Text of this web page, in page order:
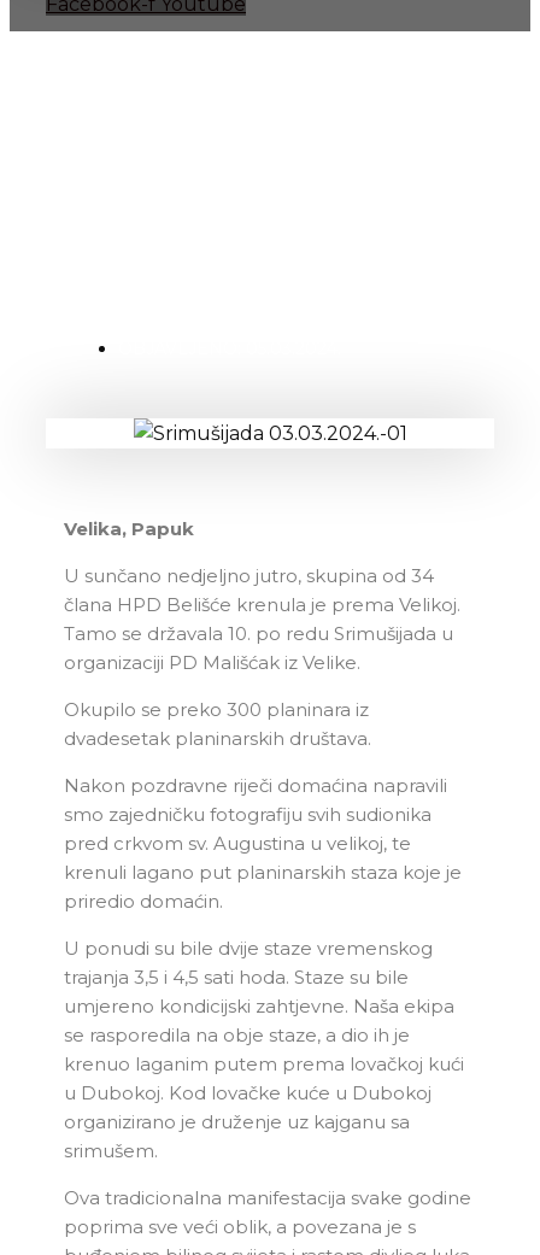
Velika, Papuk
U sunčano nedjeljno jutro, skupina od 34
člana HPD Belišće krenula je prema Velikoj.
Tamo se državala 10. po redu Srimušijada u
organizaciji PD Mališćak iz Velike.
Okupilo se preko 300 planinara iz
dvadesetak planinarskih društava.
Nakon pozdravne riječi domaćina napravili
smo zajedničku fotografiju svih sudionika
pred crkvom sv. Augustina u velikoj, te
krenuli lagano put planinarskih staza koje je
priredio domaćin.
U ponudi su bile dvije staze vremenskog
trajanja 3,5 i 4,5 sati hoda. Staze su bile
umjereno kondicijski zahtjevne. Naša ekipa
se rasporedila na obje staze, a dio ih je
krenuo laganim putem prema lovačkoj kući
u Dubokoj. Kod lovačke kuće u Dubokoj
organizirano je druženje uz kajganu sa
srimušem.
Ova tradicionalna manifestacija svake godine
poprima sve veći oblik, a povezana je s